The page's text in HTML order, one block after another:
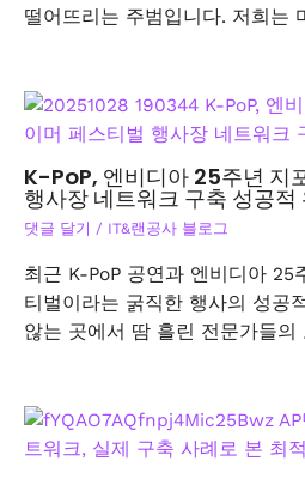
떨어뜨리는 주범입니다. 저희는
K-PoP, 엔비디아 25주년 지
행사장 네트워크 구축 성공적
댓글 달기 / IT&랜공사 블로그
최근 K-PoP 공연과 엔비디아 25
티벌이라는 굵직한 행사의 성공
않는 곳에서 땀 흘린 전문가들